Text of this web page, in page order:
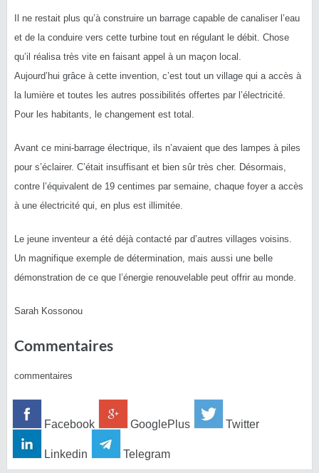
Il ne restait plus qu’à construire un barrage capable de canaliser l’eau
et de la conduire vers cette turbine tout en régulant le débit. Chose
qu’il réalisa très vite en faisant appel à un maçon local.
Aujourd’hui grâce à cette invention, c’est tout un village qui a accès à
la lumière et toutes les autres possibilités offertes par l’électricité.
Pour les habitants, le changement est total.
Avant ce mini-barrage électrique, ils n’avaient que des lampes à piles
pour s’éclairer. C’était insuffisant et bien sûr très cher. Désormais,
contre l’équivalent de 19 centimes par semaine, chaque foyer a accès
à une électricité qui, en plus est illimitée.
Le jeune inventeur a été déjà contacté par d’autres villages voisins.
Un magnifique exemple de détermination, mais aussi une belle
démonstration de ce que l’énergie renouvelable peut offrir au monde.
Sarah Kossonou
Commentaires
commentaires
Facebook GooglePlus Twitter
Linkedin Telegram